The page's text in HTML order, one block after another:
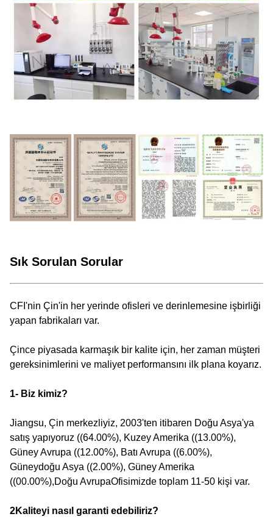
Sık Sorulan Sorular
CFI'nin Çin'in her yerinde ofisleri ve derinlemesine işbirliği
yapan fabrikaları var.
Çince piyasada karmaşık bir kalite için, her zaman müşteri
gereksinimlerini ve maliyet performansını ilk plana koyarız.
1- Biz kimiz?
Jiangsu, Çin merkezliyiz, 2003'ten itibaren Doğu Asya'ya
satış yapıyoruz ((64.00%), Kuzey Amerika ((13.00%),
Güney Avrupa ((12.00%), Batı Avrupa ((6.00%),
Güneydoğu Asya ((2.00%), Güney Amerika
((00.00%),Doğu AvrupaOfisimizde toplam 11-50 kişi var.
2Kaliteyi nasıl garanti edebiliriz?